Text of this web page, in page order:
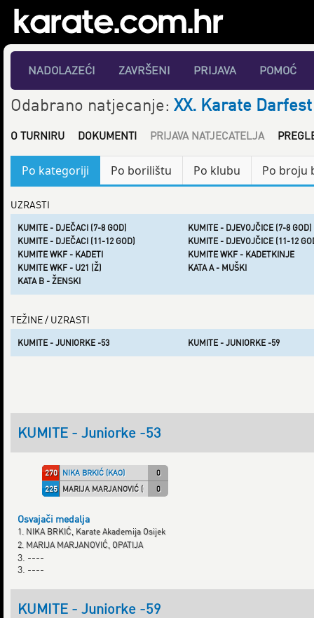
NADOLAZEĆI ZAVRŠENI PRIJAVA POMOĆ
Odabrano natjecanje: XX. Karate
O TURNIRU DOKUMENTI PRIJAVA NATJECATELJA
Po kategoriji Po borilištu Po klubu Po broju
UZRASTI
KUMITE - DJEČACI (7-8 GOD)
KUMITE - DJEVOJČICE (7-8 GOD)
KUMITE - DJEČACI (11-12 GOD)
KUMITE - DJEVOJČICE (11-12
KUMITE WKF - KADETI
KUMITE WKF - KADETKINJE
KUMITE WKF - U21 (Ž)
KATA A - MUŠKI
KATA B - ŽENSKI
TEŽINE / UZRASTI
KUMITE - JUNIORKE -53 KUMITE - JUNIORKE -59
KUMITE - Juniorke -53
270 0
NIKA BRKIĆ (KAO)
225
0
MARIJA MARJANOVIĆ (OPATIJA)
Osvajači medalja
1. NIKA BRKIĆ, Karate Akademija Osijek
2. MARIJA MARJANOVIĆ, OPATIJA
3. ----
3. ----
KUMITE - Juniorke -59